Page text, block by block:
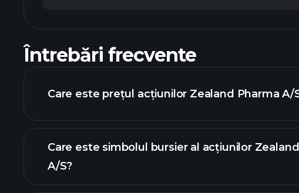
Întrebări frecvente
Care este prețul acțiunilor Zealand Pharma A/
graficul avansat
Care este simbolul bursier al acțiunilor
A/S?